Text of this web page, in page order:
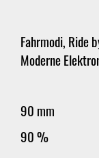
Fahrmodi, Ride
Moderne
90 mm
90 %